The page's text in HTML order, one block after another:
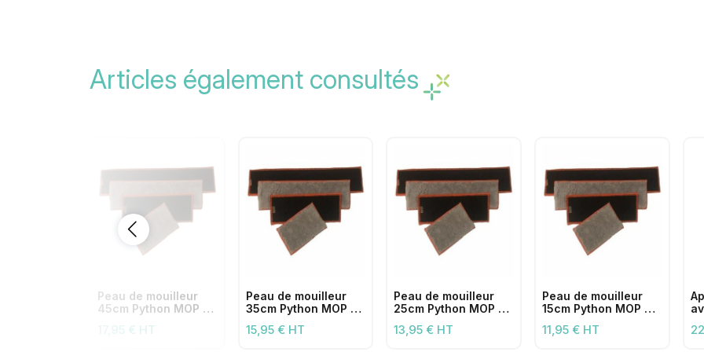
Articles également consultés
Peau de mouilleur
45cm Python MOP en
17,95 € HT
Peau de mouilleur
35cm Python MOP en
15,95 € HT
Peau de mouilleur
25cm Python MOP en
13,95 € HT
Peau de mouilleur
15cm Python MOP en
11,95 € HT